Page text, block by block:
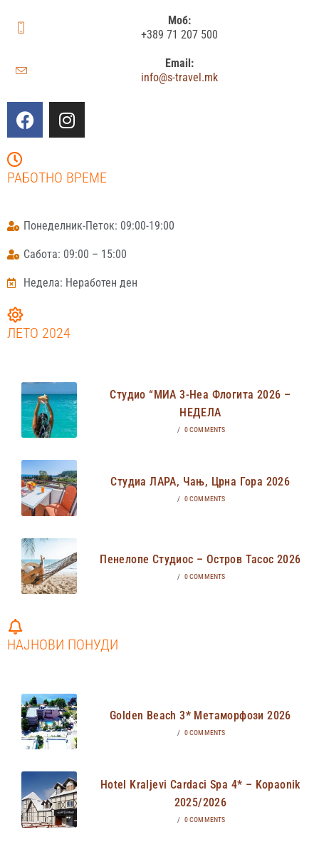
Моб:
+389 71 207 500
Email:
info@s-travel.mk
РАБОТНО ВРЕМЕ
Понеделник-Петок: 09:00-19:00
Сабота: 09:00 – 15:00
Недела: Неработен ден
ЛЕТО 2024
Студио “МИА 3-Неа Флогита 2026 –
НЕДЕЛА
/ 0 COMMENTS
Студиа ЛАРА, Чањ, Црна Гора 2026
/ 0 COMMENTS
Пенелопе Студиос – Остров Тасос 2026
/ 0 COMMENTS
НАЈНОВИ ПОНУДИ
Golden Beach 3* Метаморфози 2026
/ 0 COMMENTS
Hotel Kraljevi Cardaci Spa 4* – Kopaonik
2025/2026
/ 0 COMMENTS